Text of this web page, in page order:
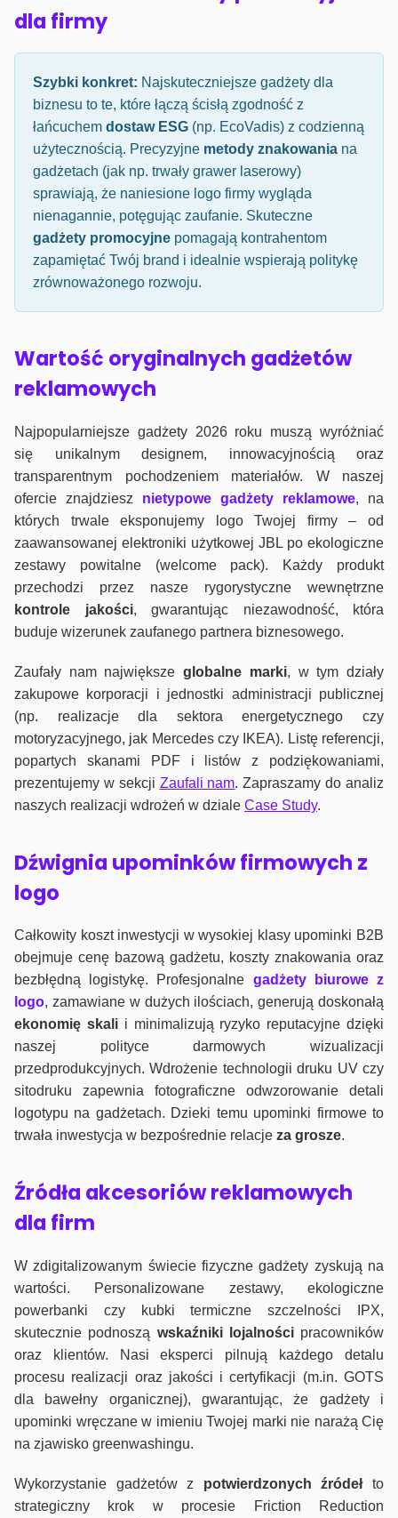
dla firmy
Szybki konkret: Najskuteczniejsze gadżety dla
biznesu to te, które łączą ścisłą zgodność z
łańcuchem dostaw ESG (np. EcoVadis) z codzienną
użytecznością. Precyzyjne metody znakowania na
gadżetach (jak np. trwały grawer laserowy)
sprawiają, że naniesione logo firmy wygląda
nienagannie, potęgując zaufanie. Skuteczne
gadżety promocyjne pomagają kontrahentom
zapamiętać Twój brand i idealnie wspierają politykę
zrównoważonego rozwoju.
Wartość oryginalnych gadżetów
reklamowych
Najpopularniejsze gadżety 2026 roku muszą wyróżniać
się unikalnym designem, innowacyjnością oraz
transparentnym pochodzeniem materiałów. W naszej
ofercie znajdziesz nietypowe gadżety reklamowe, na
których trwale eksponujemy logo Twojej firmy – od
zaawansowanej elektroniki użytkowej JBL po ekologiczne
zestawy powitalne (welcome pack). Każdy produkt
przechodzi przez nasze rygorystyczne wewnętrzne
kontrole jakości, gwarantując niezawodność, która
buduje wizerunek zaufanego partnera biznesowego.
Zaufały nam największeglobalne marki, w tym działy
zakupowe korporacji i jednostki administracji publicznej
(np. realizacje dla sektora energetycznego czy
motoryzacyjnego, jak Mercedes czy IKEA). Listę referencji,
popartych skanami PDF i listów z podziękowaniami,
prezentujemy w sekcji Zaufali nam. Zapraszamy do analiz
naszych realizacji wdrożeń w dziale Case Study.
Dźwignia upominków firmowych z
logo
Całkowity koszt inwestycji w wysokiej klasy upominki B2B
obejmuje cenę bazową gadżetu, koszty znakowania oraz
bezbłędną logistykę. Profesjonalne gadżety biurowe z
logo, zamawiane w dużych ilościach, generują doskonałą
ekonomię skalii minimalizują ryzyko reputacyjne dzięki
naszej polityce darmowych wizualizacji
przedprodukcyjnych. Wdrożenie technologii druku UV czy
sitodruku zapewnia fotograficzne odwzorowanie detali
logotypu na gadżetach. Dzieki temu upominki firmowe to
trwała inwestycja w bezpośrednie relacje za grosze.
Źródła akcesoriów reklamowych
dla firm
W zdigitalizowanym świecie fizyczne gadżety zyskują na
wartości. Personalizowane zestawy, ekologiczne
powerbanki czy kubki termiczne szczelności IPX,
skutecznie podnoszą wskaźniki lojalnościpracowników
oraz klientów. Nasi eksperci pilnują każdego detalu
procesu realizacji oraz jakości i certyfikacji (m.in. GOTS
dla bawełny organicznej), gwarantując, że gadżety i
upominki wręczane w imieniu Twojej marki nie narażą Cię
na zjawisko greenwashingu.
Wykorzystanie gadżetów z potwierdzonych źródełto
strategiczny krok w procesie Friction Reduction